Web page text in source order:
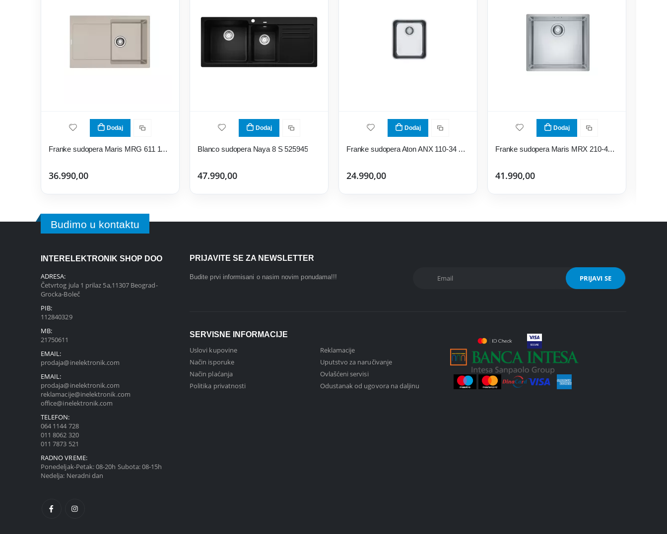
Dodaj
Franke sudopera Maris MRG 611 114.0066.567
36.990,00
Dodaj
Blanco sudopera Naya 8 S 525945
47.990,00
Dodaj
Franke sudopera Aton ANX 110-34 122.0204.647
24.990,00
Dodaj
Franke sudopera Maris MRX 210-45 127.0553.961
41.990,00
Budimo u kontaktu
INTERELEKTRONIK SHOP DOO
ADRESA:
Četvrtog jula 1 prilaz 5a,11307 Beograd-
Grocka-Boleč
PIB:
112840329
MB:
21750611
EMAIL:
prodaja@inelektronik.com
EMAIL:
prodaja@inelektronik.com
reklamacije@inelektronik.com
office@inelektronik.com
TELEFON:
064 1144 728
011 8062 320
011 7873 521
RADNO VREME:
Ponedeljak-Petak: 08-20h Subota: 08-15h
Nedelja: Neradni dan
PRIJAVITE SE ZA NEWSLETTER
Budite prvi informisani o nasim novim ponudama!!!
SERVISNE INFORMACIJE
Uslovi kupovine
Način isporuke
Način plaćanja
Politika privatnosti
Reklamacije
Uputstvo za naručivanje
Ovlašćeni servisi
Odustanak od ugovora na daljinu